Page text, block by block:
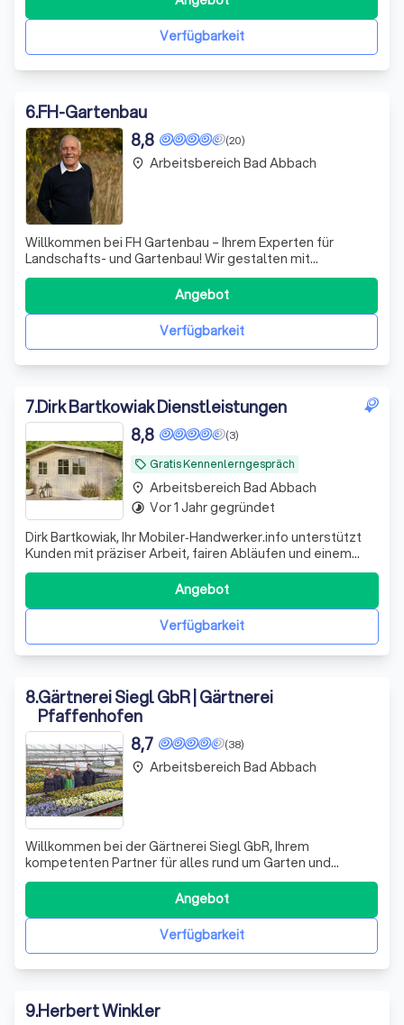
die Chance, kreativ zu arbeiten und dich in verschiedenen
Bereichen zu
Verfügbarkeit
6.FH-Gartenbau
(20)
8,8
Willkommen bei FH Gartenbau – Ihrem Experten für
Landschafts- und Gartenbau! Wir gestalten mit
Leidenschaft und Expertise Ihre Grünflächen und
Außenanlagen, sei es für private Gärten, repräsentative
Unternehmensflächen oder öffentliche Projekte. Unsere
umfangreiche Palette an Dienstleistungen reicht
Verfügbarkeit
Angebot
place Arbeitsbereich Bad Abbach
7.Dirk Bartkowiak Dienstleistungen
local_offer Gratis Kennenlerngespräch
(3)
8,8
Dirk Bartkowiak, Ihr Mobiler‑Handwerker.info unterstützt
Kunden mit präziser Arbeit, fairen Abläufen und einem
hohen Anspruch an Qualität.
Verfügbarkeit
Angebot
place Arbeitsbereich Bad Abbach
timelapse Vor 1 Jahr gegründet
8.Gärtnerei Siegl GbR | Gärtnerei
Pfaffenhofen
(38)
8,7
Willkommen bei der Gärtnerei Siegl GbR, Ihrem
kompetenten Partner für alles rund um Garten und
Landschaft! Wir sind leidenschaftliche Gärtner und setzen
uns mit Hingabe dafür ein, Ihre grünen Träume Wirklichkeit
werden zu lassen. Ob es sich um die Gestaltung eines
neuen Gartens, die Pflege bestehend
Verfügbarkeit
Angebot
place Arbeitsbereich Bad Abbach
9.Herbert Winkler